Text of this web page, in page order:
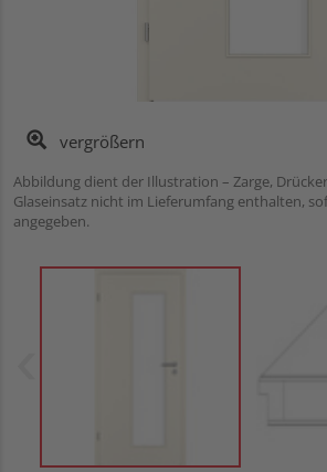
vergrößern
Abbildung dient der Illustration – Zarge,
Glaseinsatz nicht im Lieferumfang enthalten,
angegeben.